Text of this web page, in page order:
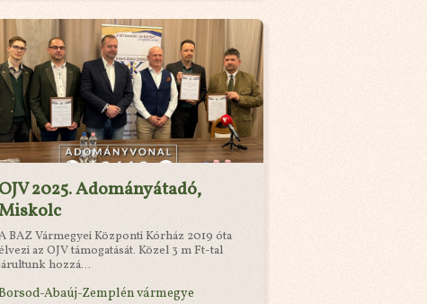
OJV 2025. Adományátadó,
A BAZ Vármegyei Központi Kórház 2019 óta
az OJV támogatását. Közel 3 m Ft-tal
hozzá...
Abaúj-Zemplén vármegye